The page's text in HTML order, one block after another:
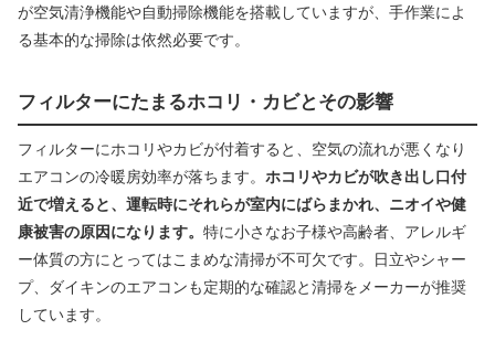
が空気清浄機能や自動掃除機能を搭載していますが、手作業によ
る基本的な掃除は依然必要です。
フィルターにたまるホコリ・カビとその影響
フィルターにホコリやカビが付着すると、空気の流れが悪くなり
エアコンの冷暖房効率が落ちます。 ホコリやカビが吹き出し口付
近で増えると、運転時にそれらが室内にばらまかれ、ニオイや健
康被害の原因になります。 特に小さなお子様や高齢者、アレルギ
ー体質の方にとってはこまめな清掃が不可欠です。日立やシャー
プ、ダイキンのエアコンも定期的な確認と清掃をメーカーが推奨
しています。